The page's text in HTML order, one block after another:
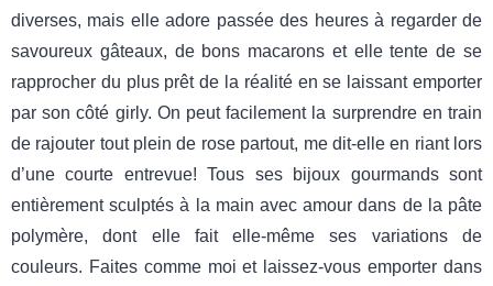
diverses, mais elle adore passée des heures à regarder de
savoureux gâteaux, de bons macarons et elle tente de se
rapprocher du plus prêt de la réalité en se laissant emporter
par son côté girly. On peut facilement la surprendre en train
de rajouter tout plein de rose partout, me dit-elle en riant lors
d’une courte entrevue! Tous ses bijoux gourmands sont
entièrement sculptés à la main avec amour dans de la pâte
polymère, dont elle fait elle-même ses variations de
couleurs. Faites comme moi et laissez-vous emporter dans